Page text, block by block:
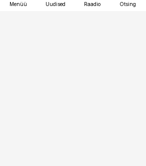
Menüü Uudised Raadio Otsing